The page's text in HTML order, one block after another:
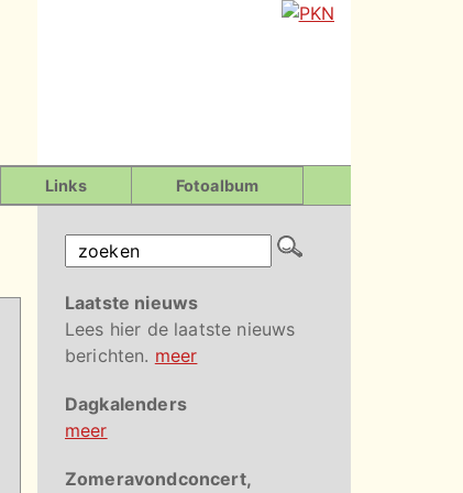
Links Fotoalbum
Laatste nieuws
Lees hier de laatste nieuws
berichten. meer
Dagkalenders
meer
Zomeravondconcert,